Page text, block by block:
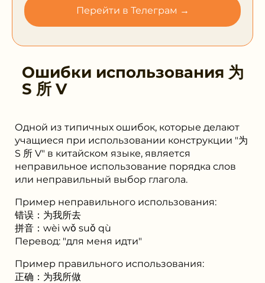
Перейти в Телеграм →
Ошибки использования 为
S 所 V
Одной из типичных ошибок, которые делают
учащиеся при использовании конструкции "为
S 所 V" в китайском языке, является
неправильное использование порядка слов
или неправильный выбор глагола.
Пример неправильного использования:
错误：为我所去
拼音：wèi wǒ suǒ qù
Перевод: "для меня идти"
Пример правильного использования:
正确：为我所做